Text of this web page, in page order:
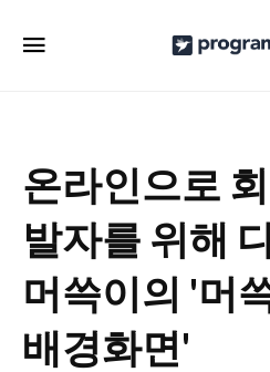
머
식
온라인으로
발자를 위해
머쓱이의 '머
배경화면'